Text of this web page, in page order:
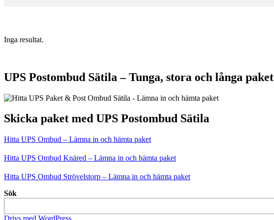
Inga resultat.
UPS Postombud Sätila – Tunga, stora och långa paket
Skicka paket med UPS Postombud Sätila
Hitta UPS Ombud – Lämna in och hämta paket
Hitta UPS Ombud Knäred – Lämna in och hämta paket
Hitta UPS Ombud Strövelstorp – Lämna in och hämta paket
Sök